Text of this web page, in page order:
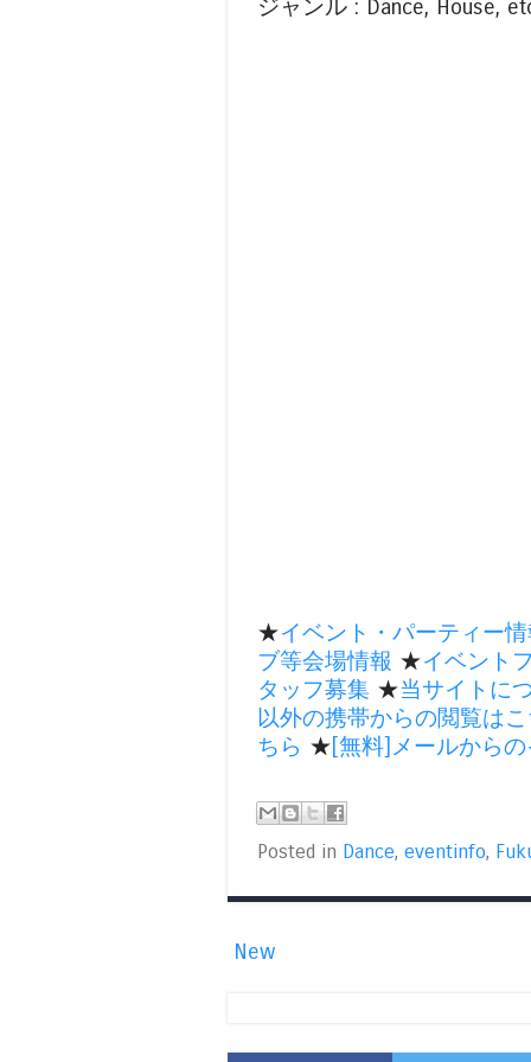
ジャンル : Dance, House,
★イベント・パーティー情
ブ等会場情報 ★イベント
タッフ募集 ★当サイトに
以外の携帯からの閲覧は
ちら ★[無料]メールから
Posted in Dance, eventinfo,
New